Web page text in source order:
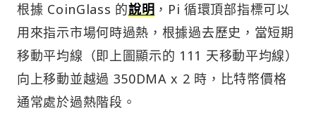
根據 CoinGlass 的說明 ，Pi 循環頂部指標可以
用來指示市場何時過熱，根據過去歷史，當短期
移動平均線（即上圖顯示的 111 天移動平均線）
向上移動並越過 350DMA x 2 時，比特幣價格
通常處於過熱階段。